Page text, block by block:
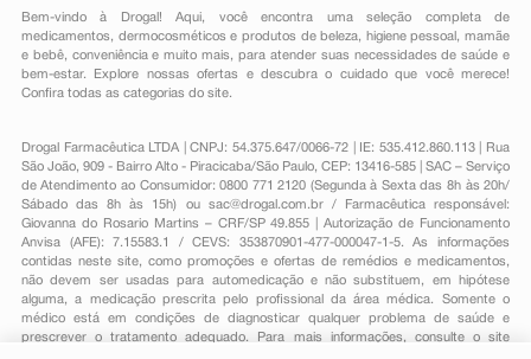
Bem-vindo à Drogal! Aqui, você encontra uma seleção completa de
medicamentos , dermocosméticos e produtos de beleza, higiene pessoal ,mamãe
e bebê, conveniênciae muito mais, para atender suas necessidades de saúde e
bem-estar. Explore nossas ofertas e descubra o cuidado que você merece!
Confira todas as categorias do site.
Drogal Farmacêutica LTDA | CNPJ: 54.375.647/0066-72 | IE: 535.412.860.113 | Rua
São João, 909 - Bairro Alto - Piracicaba/São Paulo, CEP: 13416-585 | SAC – Serviço
de Atendimento ao Consumidor: 0800 771 2120 (Segunda à Sexta das 8h às 20h/
Sábado das 8h às 15h) ou sac@drogal.com.br/ Farmacêutica responsável:
Giovanna do Rosario Martins – CRF/SP 49.855 | Autorização de Funcionamento
Anvisa (AFE): 7.15583.1 / CEVS: 353870901-477-000047-1-5. As informações
contidas neste site, como promoções e ofertas de remédios e medicamentos,
não devem ser usadas para automedicação e não substituem, em hipótese
alguma, a medicação prescrita pelo profissional da área médica. Somente o
médico está em condições de diagnosticar qualquer problema de saúde e
prescrever o tratamento adequado. Para mais informações, consulte o site